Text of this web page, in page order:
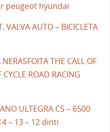
peugeot hyundai
VALVA AUTO – BICICLETA
THE CALL OF
ROAD RACING
ULTEGRA CS – 6500
– 13 – 12 dinti